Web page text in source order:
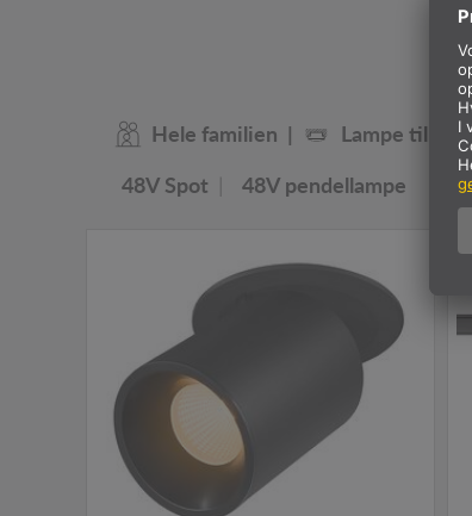
Hele familien Lampe til
48V Spot
48V pendellampe